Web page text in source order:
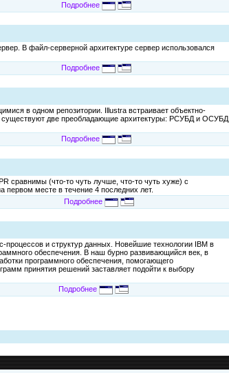
Подробнее
В файл-серверной архитектуре сервер использовался
Подробнее
в одном репозитории. Illustra встраивает объектно-
две преобладающие архитектуры: РСУБД и ОСУБД,
Подробнее
сравнимы (что-то чуть лучше, что-то чуть хуже) с
первом месте в течение 4 последних лет.
Подробнее
и структур данных. Новейшие технологии IBM в
обеспечения. В наш бурно развивающийся век, в
программного обеспечения, помогающего
принятия решений заставляет подойти к выбору
Подробнее